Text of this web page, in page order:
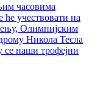
часовима
учествовати на
Олимпијским
Никола Тесла
се наши трофејни